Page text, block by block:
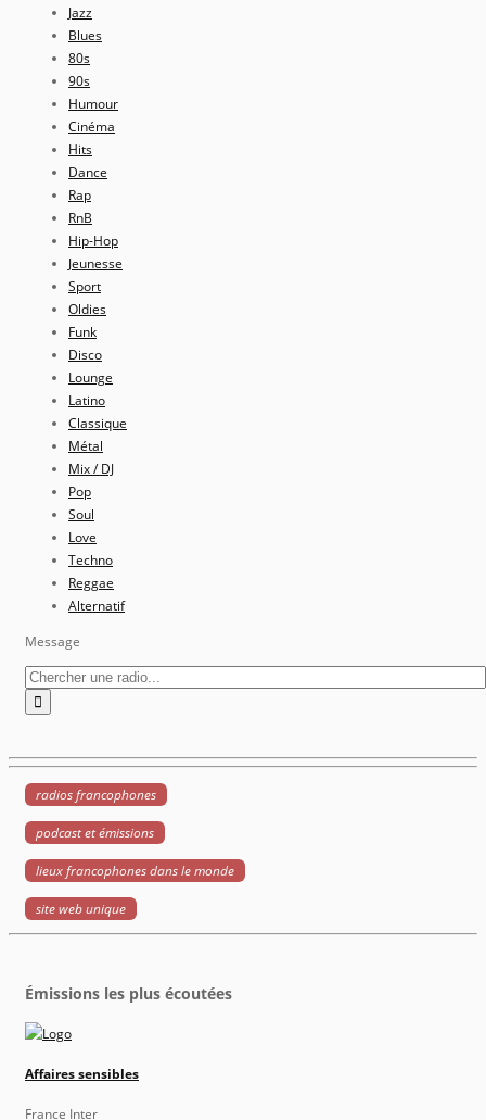
Jazz
Blues
80s
90s
Humour
Cinéma
Hits
Dance
Rap
RnB
Hip-Hop
Jeunesse
Sport
Oldies
Funk
Disco
Lounge
Latino
Classique
Métal
Mix / DJ
Pop
Soul
Love
Techno
Reggae
Alternatif
Message
radios francophones
podcast et émissions
lieux francophones dans le monde
site web unique
Émissions les plus écoutées
Affaires sensibles
France Inter